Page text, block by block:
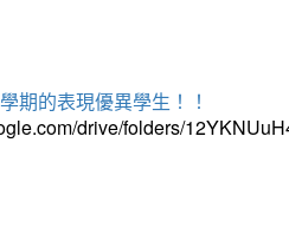
期的表現優異學生！！
drive/folders/